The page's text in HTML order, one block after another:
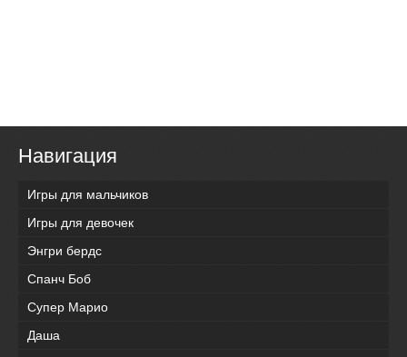
Навигация
Игры для мальчиков
Игры для девочек
Энгри бердс
Спанч Боб
Супер Марио
Даша